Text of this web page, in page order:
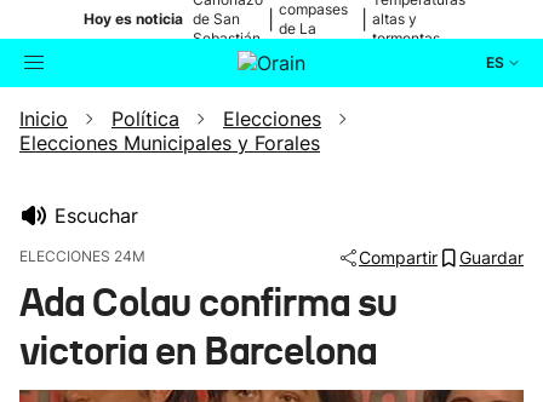
Hoy es noticia de San
Sebastián
compases
de La
altas y
tormentas
ES
Buscador Actualidad
Ikusmiran
Eguraldia
Inicio Política
Elecciones
Elecciones Municipales y Forales
Escuchar
ELECCIONES 24M Compartir Guardar
Ada Colau confirma su
victoria en Barcelona